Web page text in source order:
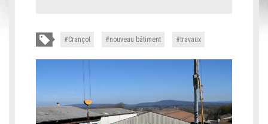
Crançot nouveau bâtiment travaux